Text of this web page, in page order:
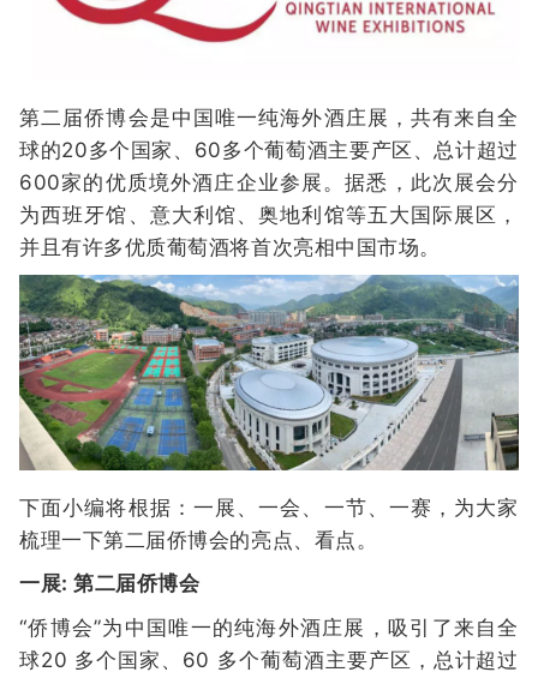
第二届侨博会是中国唯一纯海外酒庄展，共有来自全
球的20多个国家、60多个葡萄酒主要产区、总计超过
600家的优质境外酒庄企业参展。据悉，此次展会分
为西班牙馆、意大利馆、奥地利馆等五大国际展区，
并且有许多优质葡萄酒将首次亮相中国市场。
下面小编将根据：一展、一会、一节、一赛，为大家
梳理一下第二届侨博会的亮点、看点。
一展: 第二届侨博会
“侨博会”为中国唯一的纯海外酒庄展，吸引了来自全
球20 多个国家、60 多个葡萄酒主要产区，总计超过